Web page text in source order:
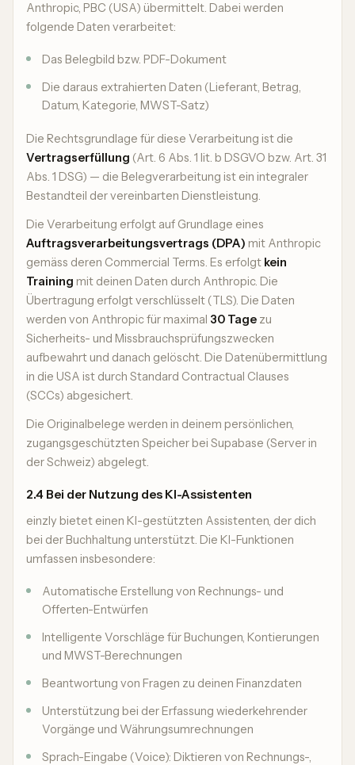
Anthropic, PBC (USA) übermittelt. Dabei werden
folgende Daten verarbeitet:
Das Belegbild bzw. PDF-Dokument
Die daraus extrahierten Daten (Lieferant, Betrag,
Datum, Kategorie, MWST-Satz)
Die Rechtsgrundlage für diese Verarbeitung ist die
Vertragserfüllung (Art. 6 Abs. 1 lit. b DSGVO bzw. Art. 31
Abs. 1 DSG) — die Belegverarbeitung ist ein integraler
Bestandteil der vereinbarten Dienstleistung.
Die Verarbeitung erfolgt auf Grundlage eines
Auftragsverarbeitungsvertrags (DPA) mit Anthropic
gemäss deren Commercial Terms. Es erfolgt kein
Training mit deinen Daten durch Anthropic. Die
Übertragung erfolgt verschlüsselt (TLS). Die Daten
werden von Anthropic für maximal 30 Tage zu
Sicherheits- und Missbrauchsprüfungszwecken
aufbewahrt und danach gelöscht. Die Datenübermittlung
in die USA ist durch Standard Contractual Clauses
(SCCs) abgesichert.
Die Originalbelege werden in deinem persönlichen,
zugangsgeschützten Speicher bei Supabase (Server in
der Schweiz) abgelegt.
2.4 Bei der Nutzung des KI-Assistenten
einzly bietet einen KI-gestützten Assistenten, der dich
bei der Buchhaltung unterstützt. Die KI-Funktionen
umfassen insbesondere:
Automatische Erstellung von Rechnungs- und
Offerten-Entwürfen
Intelligente Vorschläge für Buchungen, Kontierungen
und MWST-Berechnungen
Beantwortung von Fragen zu deinen Finanzdaten
Unterstützung bei der Erfassung wiederkehrender
Vorgänge und Währungsumrechnungen
Sprach-Eingabe (Voice): Diktieren von Rechnungs-,